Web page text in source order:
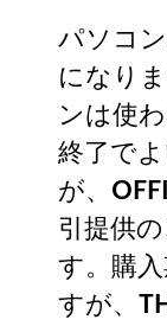
パソコ
になり
ンは使
終了で
が、
引提供
す。購
すが、